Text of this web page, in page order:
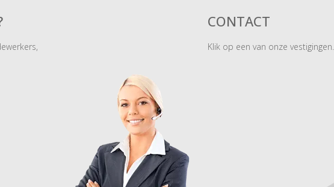
CONTACT
Klik op een van onze vestigingen.